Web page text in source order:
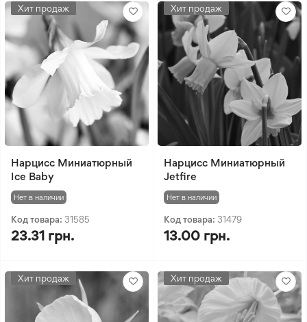
Хит продаж
Нарцисс Миниатюрный
Ice Baby
Нет в наличии
Код товара: 31585
23.31 грн.
Хит продаж
Нарцисс Миниатюрный
Jetfire
Нет в наличии
Код товара: 31479
13.00 грн.
Хит продаж Хит продаж